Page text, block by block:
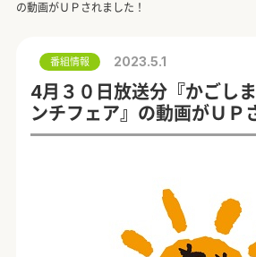
の動画がＵＰされました！
番組情報 2023.5.1
4月３０日放送分『かごし
ンチフェア』の動画がＵＰ